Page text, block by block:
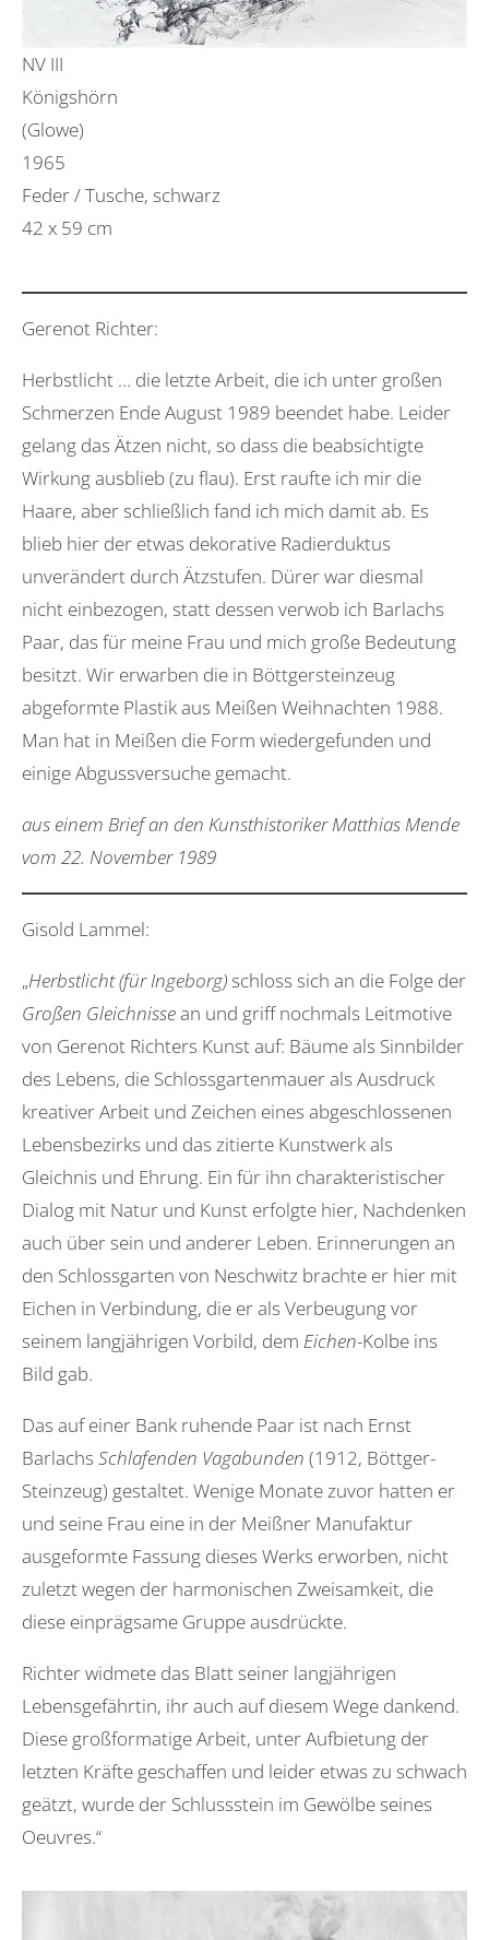
NV III
Königshörn
(Glowe)
1965
Feder / Tusche, schwarz
42 x 59 cm
Gerenot Richter:
Herbstlicht … die letzte Arbeit, die ich unter großen
Schmerzen Ende August 1989 beendet habe. Leider
gelang das Ätzen nicht, so dass die beabsichtigte
Wirkung ausblieb (zu flau). Erst raufte ich mir die
Haare, aber schließlich fand ich mich damit ab. Es
blieb hier der etwas dekorative Radierduktus
unverändert durch Ätzstufen. Dürer war diesmal
nicht einbezogen, statt dessen verwob ich Barlachs
Paar, das für meine Frau und mich große Bedeutung
besitzt. Wir erwarben die in Böttgersteinzeug
abgeformte Plastik aus Meißen Weihnachten 1988.
Man hat in Meißen die Form wiedergefunden und
einige Abgussversuche gemacht.
aus einem Brief an den Kunsthistoriker Matthias Mende
vom 22. November 1989
Gisold Lammel:
„Herbstlicht (für Ingeborg) schloss sich an die Folge der
Großen Gleichnissean und griff nochmals Leitmotive
von Gerenot Richters Kunst auf: Bäume als Sinnbilder
des Lebens, die Schlossgartenmauer als Ausdruck
kreativer Arbeit und Zeichen eines abgeschlossenen
Lebensbezirks und das zitierte Kunstwerk als
Gleichnis und Ehrung. Ein für ihn charakteristischer
Dialog mit Natur und Kunst erfolgte hier, Nachdenken
auch über sein und anderer Leben. Erinnerungen an
den Schlossgarten von Neschwitz brachte er hier mit
Eichen in Verbindung, die er als Verbeugung vor
seinem langjährigen Vorbild, dem Eichen-Kolbe ins
Bild gab.
Das auf einer Bank ruhende Paar ist nach Ernst
Barlachs Schlafenden Vagabunden (1912, Böttger-
Steinzeug) gestaltet. Wenige Monate zuvor hatten er
und seine Frau eine in der Meißner Manufaktur
ausgeformte Fassung dieses Werks erworben, nicht
zuletzt wegen der harmonischen Zweisamkeit, die
diese einprägsame Gruppe ausdrückte.
Richter widmete das Blatt seiner langjährigen
Lebensgefährtin, ihr auch auf diesem Wege dankend.
Diese großformatige Arbeit, unter Aufbietung der
letzten Kräfte geschaffen und leider etwas zu schwach
geätzt, wurde der Schlussstein im Gewölbe seines
Oeuvres.“